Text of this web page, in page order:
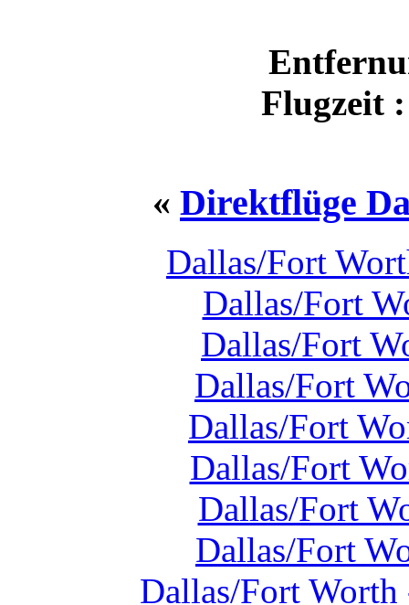
Flugzeit
« Direktflüge
Dallas/Fort
Dallas/Fort
Dallas/Fort
Dallas/Fort
Dallas/Fort
Dallas/Fort
Dallas/Fort
Dallas/Fort
Dallas/Fort